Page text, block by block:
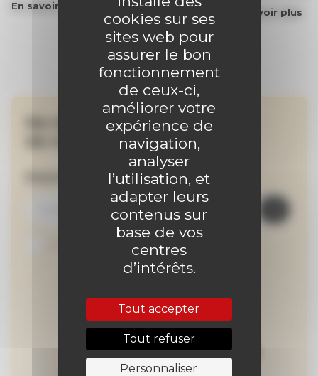
cookies sur ses
sites web pour
assurer le bon
fonctionnement
de ceux-ci,
améliorer votre
expérience de
navigation,
analyser
l’utilisation, et
adapter leurs
contenus sur
base de vos
centres
d’intérêts.
Tout accepter
Tout refuser
Personnaliser
En savoir plus
En savoir plus
Ne manquez aucune
de nos actualités !
Inscrivez-vous à la newsletter
Je suis abonné au site